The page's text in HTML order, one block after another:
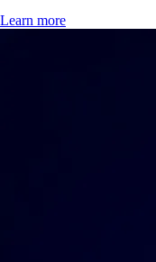
Learn more